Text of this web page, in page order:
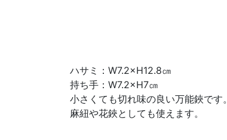
ハサミ：W7.2×H12.8㎝
持ち手：W7.2×H7㎝
小さくても切れ味の良い万能鋏です。
麻紐や花鋏としても使えます。